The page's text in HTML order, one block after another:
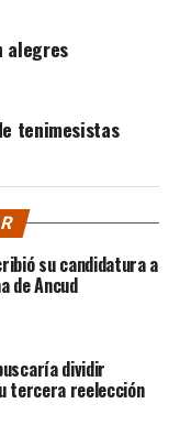
alegres
tenimesistas
su candidatura a
de Ancud
dividir
tercera reelección